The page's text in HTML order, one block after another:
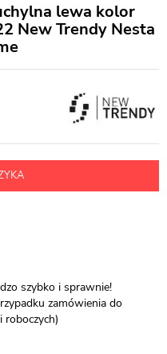
lewa kolor
New Trendy Nesta
szybko i sprawnie!
zamówienia do
roboczych)